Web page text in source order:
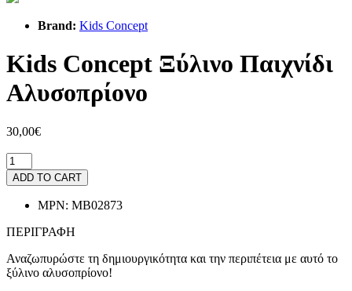
Brand: Kids Concept
Kids Concept Ξύλινο Παιχνίδι
Αλυσοπρίονο
30,00€
ADD TO CART
MPN: MB02873
ΠΕΡΙΓΡΑΦΗ
Αναζωπυρώστε τη δημιουργικότητα και την περιπέτεια με αυτό το
ξύλινο αλυσοπρίονο!